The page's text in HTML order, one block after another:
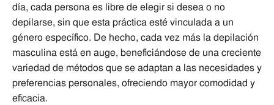
día, cada persona es libre de elegir si desea o no
depilarse, sin que esta práctica esté vinculada a un
género específico. De hecho, cada vez más la depilación
masculina está en auge, beneficiándose de una creciente
variedad de métodos que se adaptan a las necesidades y
preferencias personales, ofreciendo mayor comodidad y
eficacia.